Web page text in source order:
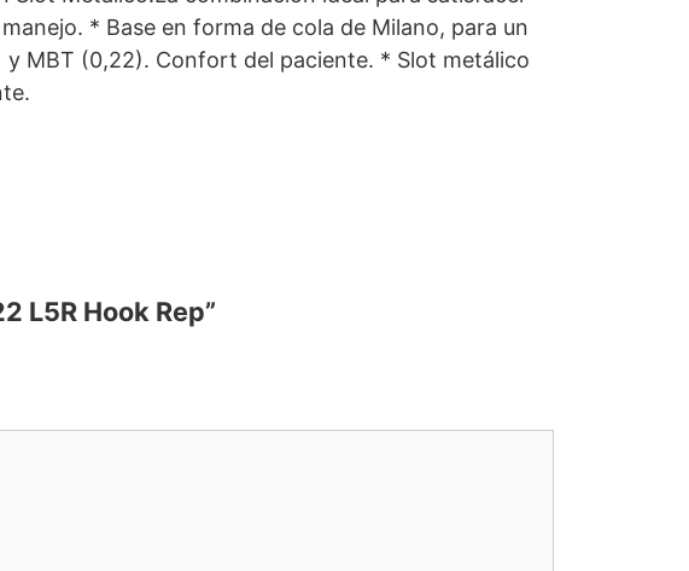
* Base en forma de cola de Milano, para un
MBT (0,22). Confort del paciente. * Slot metálico
L5R Hook Rep”